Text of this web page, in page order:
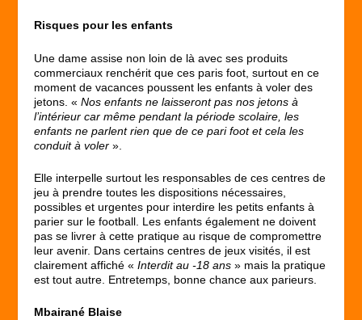
Risques pour les enfants
Une dame assise non loin de là avec ses produits
commerciaux renchérit que ces paris foot, surtout en ce
moment de vacances poussent les enfants à voler des
jetons. «Nos enfants ne laisseront pas nos jetons à
l’intérieur car même pendant la période scolaire, les
enfants ne parlent rien que de ce pari foot et cela les
conduit à voler ».
Elle interpelle surtout les responsables de ces centres de
jeu à prendre toutes les dispositions nécessaires,
possibles et urgentes pour interdire les petits enfants à
parier sur le football. Les enfants également ne doivent
pas se livrer à cette pratique au risque de compromettre
leur avenir. Dans certains centres de jeux visités, il est
clairement affiché «Interdit au -18 ans » mais la pratique
est tout autre. Entretemps, bonne chance aux parieurs.
Mbairané Blaise